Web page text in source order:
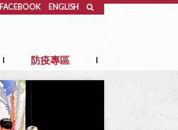
FACEBOOK ENGLISH
防疫專區